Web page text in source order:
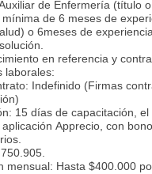
de Enfermería (título
mínima de 6 meses de
o 6meses de
en referencia y
laborales:
Indefinido (Firmas
15 días de capacitación,
Apprecio, con
mensual: Hasta $400.000